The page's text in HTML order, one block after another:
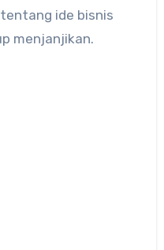
ide bisnis
menjanjikan.